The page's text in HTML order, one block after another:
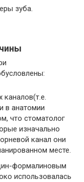
зуба.
в анатомии
что стоматолог
изначально
канал они
месте.
формалиновым
использовалась